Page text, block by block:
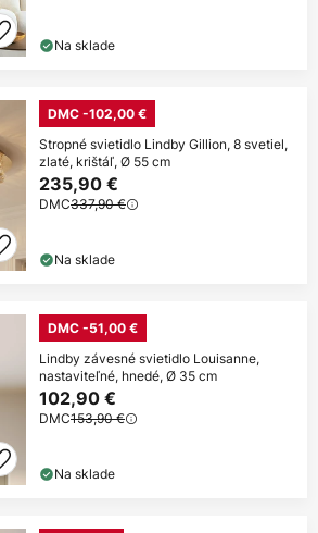
Na sklade
DMC -102,00 €
Stropné svietidlo Lindby Gillion, 8 svetiel,
zlaté, krištáľ, Ø 55 cm
235,90 €
DMC337,90 €
Na sklade
DMC -51,00 €
Lindby závesné svietidlo Louisanne,
nastaviteľné, hnedé, Ø 35 cm
102,90 €
DMC153,90 €
Na sklade